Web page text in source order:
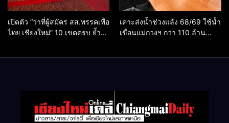
เปิดตัว “ว่าที่ผู้สมัคร สส.พรรคเพื่อ
ไทย เชียงใหม่” 10 เขตครบ ย้ำจะ
เคาะส่งน้ำช่วงแล้ง 68/69 ใช้น้ำ
เขื่อนแม่กวงฯ กว่า 110 ล้าน